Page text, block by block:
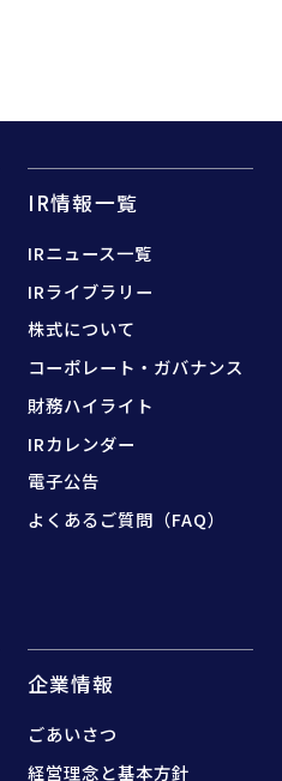
IR情報一覧
IRニュース一覧
IRライブラリー
株式について
コーポレート・ガバナンス
財務ハイライト
IRカレンダー
電子公告
よくあるご質問（FAQ）
企業情報
ごあいさつ
経営理念と基本方針